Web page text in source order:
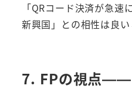
「QRコード決済が急
新興国」との相性は良い
7. FPの視点